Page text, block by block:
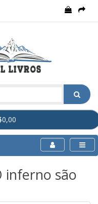
inferno são